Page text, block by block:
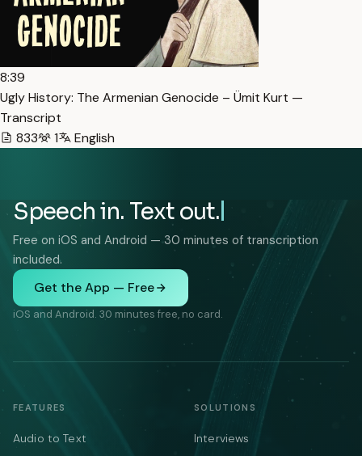
8:39
Ugly History: The Armenian Genocide – Ümit Kurt —
Transcript
833
1 English
Speech in. Text out.
Free on iOS and Android — 30 minutes of transcription
included.
Get the App — Free
iOS and Android. 30 minutes free, no card.
FEATURES
Audio to Text
SOLUTIONS
Interviews